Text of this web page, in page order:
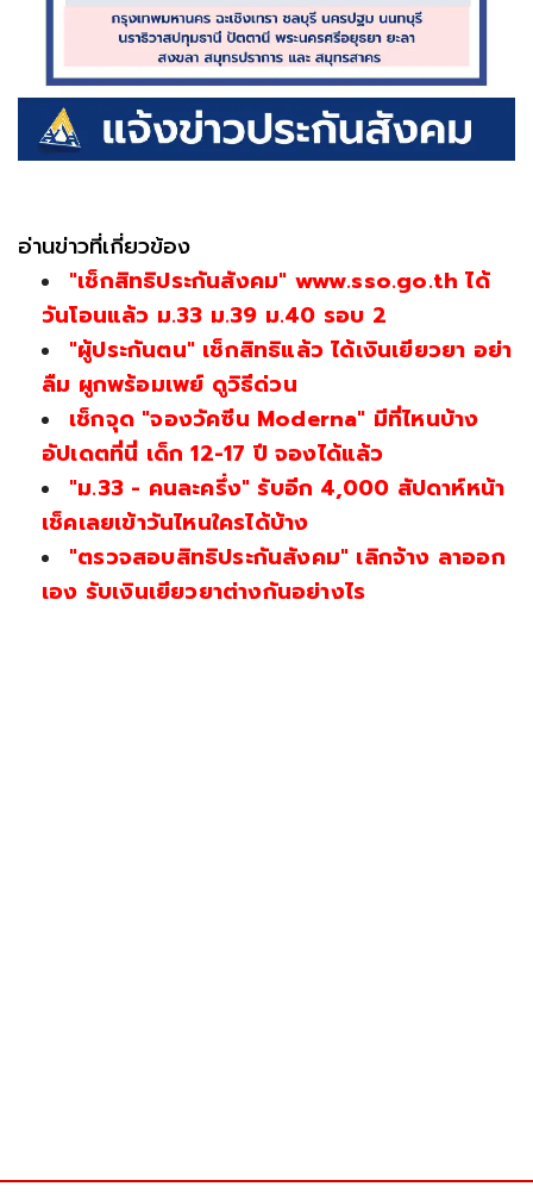
อ่านข่าวที่เกี่ยวข้อง
"เช็กสิทธิประกันสังคม" www.sso.go.th ได้
วันโอนแล้ว ม.33 ม.39 ม.40 รอบ 2
"ผู้ประกันตน" เช็กสิทธิแล้ว ได้เงินเยียวยา อย่า
ลืม ผูกพร้อมเพย์ ดูวิธีด่วน
เช็กจุด "จองวัคซีน Moderna" มีที่ไหนบ้าง
อัปเดตที่นี่ เด็ก 12-17 ปี จองได้แล้ว
"ม.33 - คนละครึ่ง" รับอีก 4,000 สัปดาห์หน้า
เช็คเลยเข้าวันไหนใครได้บ้าง
"ตรวจสอบสิทธิประกันสังคม" เลิกจ้าง ลาออก
เอง รับเงินเยียวยาต่างกันอย่างไร